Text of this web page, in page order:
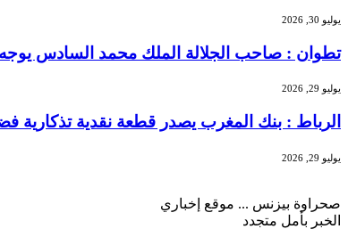
يوليو 30, 2026
تطوان : صاحب الجلالة الملك محمد السادس يوجه
يوليو 29, 2026
الرباط : بنك المغرب يصدر قطعة نقدية تذكارية فضية تخليداً للذكرى الـ27
يوليو 29, 2026
صحراوة بيزنس ... موقع إخباري
الخبر بأمل متجدد